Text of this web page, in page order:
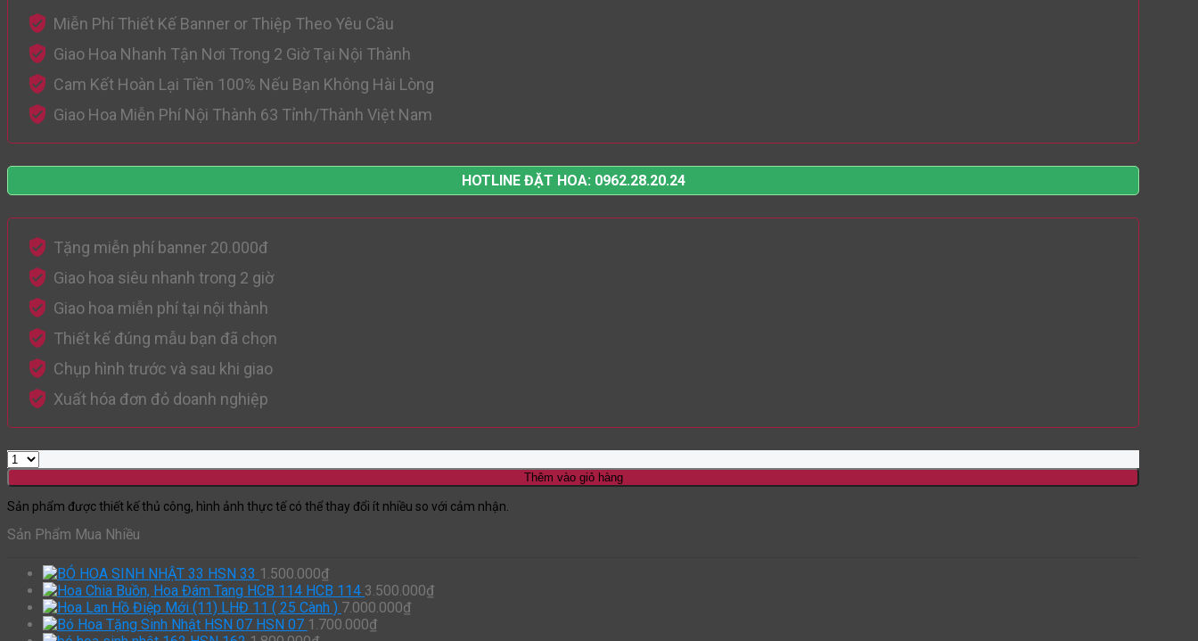
Miễn Phí Thiết Kế Banner or Thiệp Theo Yêu Cầu
Giao Hoa Nhanh Tận Nơi Trong 2 Giờ Tại Nội Thành
Cam Kết Hoàn Lại Tiền 100% Nếu Bạn Không Hài Lòng
Giao Hoa Miễn Phí Nội Thành 63 Tỉnh/Thành Việt Nam
HOTLINE ĐẶT HOA: 0962.28.20.24
Tặng miễn phí banner 20.000đ
Giao hoa siêu nhanh trong 2 giờ
Giao hoa miễn phí tại nội thành
Thiết kế đúng mẫu bạn đã chọn
Chụp hình trước và sau khi giao
Xuất hóa đơn đỏ doanh nghiệp
Thêm vào giỏ hàng
Sản phẩm được thiết kế thủ công, hình ảnh thực tế có thể thay đổi ít nhiều so với cảm nhận.
Sản Phẩm Mua Nhiều
HSN 33 1.500.000₫
HCB 114 3.500.000₫
LHĐ 11 ( 25 Cành ) 7.000.000₫
HSN 07 1.700.000₫